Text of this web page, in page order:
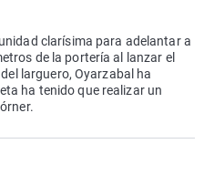
clarísima para adelantar a
de la portería al lanzar el
larguero, Oyarzabal ha
ha tenido que realizar un